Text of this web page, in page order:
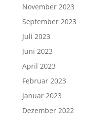
November 2023
September 2023
Juli 2023
Juni 2023
April 2023
Februar 2023
Januar 2023
Dezember 2022